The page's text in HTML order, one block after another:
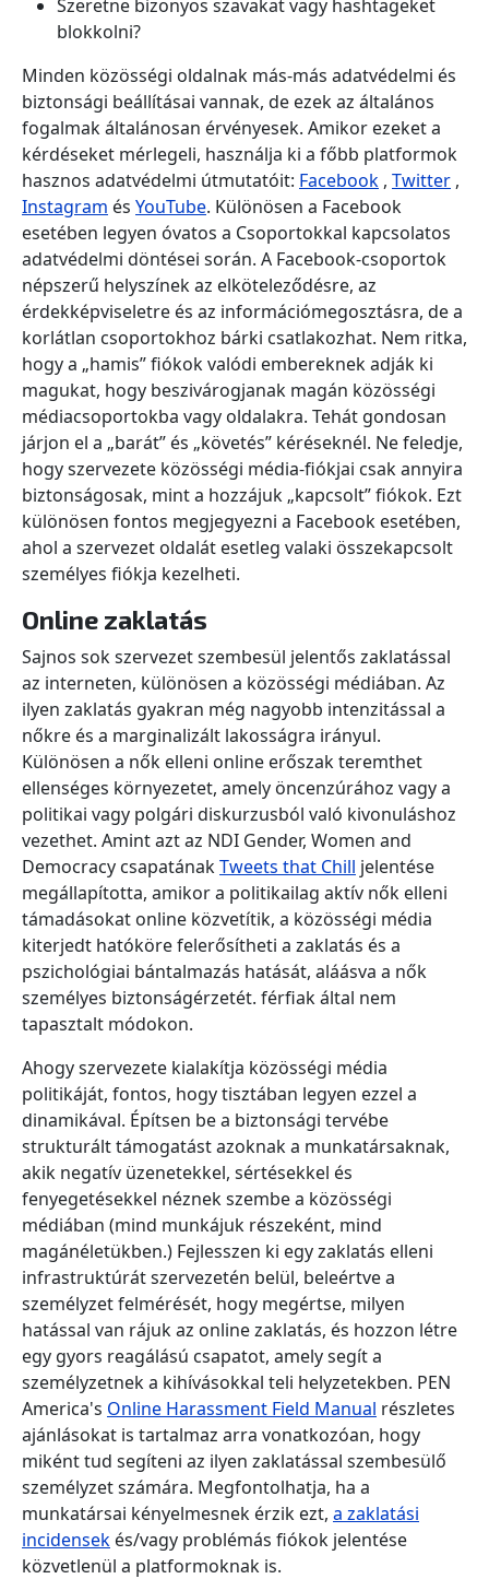
Szeretne bizonyos szavakat vagy hashtageket
blokkolni?
Minden közösségi oldalnak más-más adatvédelmi és
biztonsági beállításai vannak, de ezek az általános
fogalmak általánosan érvényesek. Amikor ezeket a
kérdéseket mérlegeli, használja ki a főbb platformok
hasznos adatvédelmi útmutatóit: Facebook , Twitter ,
Instagram és YouTube. Különösen a Facebook
esetében legyen óvatos a Csoportokkal kapcsolatos
adatvédelmi döntései során. A Facebook-csoportok
népszerű helyszínek az elköteleződésre, az
érdekképviseletre és az információmegosztásra, de a
korlátlan csoportokhoz bárki csatlakozhat. Nem ritka,
hogy a „hamis” fiókok valódi embereknek adják ki
magukat, hogy beszivárogjanak magán közösségi
médiacsoportokba vagy oldalakra. Tehát gondosan
járjon el a „barát” és „követés” kéréseknél. Ne feledje,
hogy szervezete közösségi média-fiókjai csak annyira
biztonságosak, mint a hozzájuk „kapcsolt” fiókok. Ezt
különösen fontos megjegyezni a Facebook esetében,
ahol a szervezet oldalát esetleg valaki összekapcsolt
személyes fiókja kezelheti.
Online zaklatás
Sajnos sok szervezet szembesül jelentős zaklatással
az interneten, különösen a közösségi médiában. Az
ilyen zaklatás gyakran még nagyobb intenzitással a
nőkre és a marginalizált lakosságra irányul.
Különösen a nők elleni online erőszak teremthet
ellenséges környezetet, amely öncenzúrához vagy a
politikai vagy polgári diskurzusból való kivonuláshoz
vezethet. Amint azt az NDI Gender, Women and
Democracy csapatánakTweets that Chill jelentése
megállapította, amikor a politikailag aktív nők elleni
támadásokat online közvetítik, a közösségi média
kiterjedt hatóköre felerősítheti a zaklatás és a
pszichológiai bántalmazás hatását, aláásva a nők
személyes biztonságérzetét. férfiak által nem
tapasztalt módokon.
Ahogy szervezete kialakítja közösségi média
politikáját, fontos, hogy tisztában legyen ezzel a
dinamikával. Építsen be a biztonsági tervébe
strukturált támogatást azoknak a munkatársaknak,
akik negatív üzenetekkel, sértésekkel és
fenyegetésekkel néznek szembe a közösségi
médiában (mind munkájuk részeként, mind
magánéletükben.) Fejlesszen ki egy zaklatás elleni
infrastruktúrát szervezetén belül, beleértve a
személyzet felmérését, hogy megértse, milyen
hatással van rájuk az online zaklatás, és hozzon létre
egy gyors reagálású csapatot, amely segít a
személyzetnek a kihívásokkal teli helyzetekben. PEN
America's Online Harassment Field Manual részletes
ajánlásokat is tartalmaz arra vonatkozóan, hogy
miként tud segíteni az ilyen zaklatással szembesülő
személyzet számára. Megfontolhatja, ha a
munkatársai kényelmesnek érzik ezt, a zaklatási
incidensek és/vagy problémás fiókok jelentése
közvetlenül a platformoknak is.